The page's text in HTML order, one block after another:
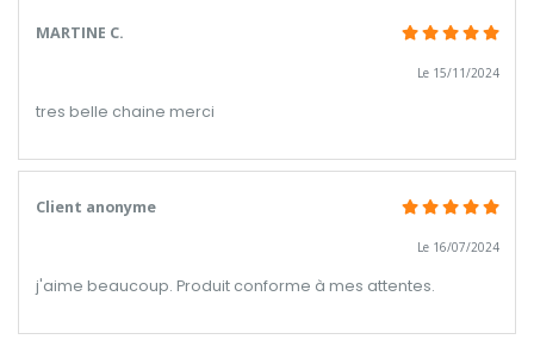
MARTINE C.
Le 15/11/2024
tres belle chaine merci
Client anonyme
Le 16/07/2024
j'aime beaucoup. Produit conforme à mes attentes.